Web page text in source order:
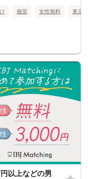
個室 女性無料 東京都
以上などの男